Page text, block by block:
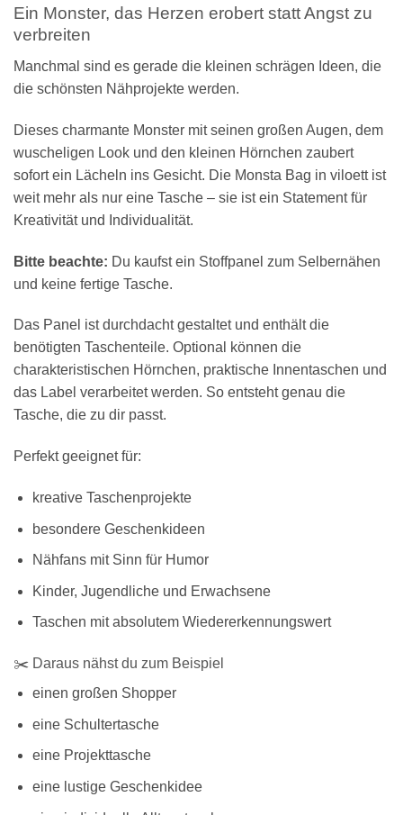
Ein Monster, das Herzen erobert statt Angst zu
verbreiten
Manchmal sind es gerade die kleinen schrägen Ideen, die
die schönsten Nähprojekte werden.
Dieses charmante Monster mit seinen großen Augen, dem
wuscheligen Look und den kleinen Hörnchen zaubert
sofort ein Lächeln ins Gesicht. Die Monsta Bag in viloett ist
weit mehr als nur eine Tasche – sie ist ein Statement für
Kreativität und Individualität.
Bitte beachte: Du kaufst ein Stoffpanel zum Selbernähen
und keine fertige Tasche.
Das Panel ist durchdacht gestaltet und enthält die
benötigten Taschenteile. Optional können die
charakteristischen Hörnchen, praktische Innentaschen und
das Label verarbeitet werden. So entsteht genau die
Tasche, die zu dir passt.
Perfekt geeignet für:
kreative Taschenprojekte
besondere Geschenkideen
Nähfans mit Sinn für Humor
Kinder, Jugendliche und Erwachsene
Taschen mit absolutem Wiedererkennungswert
✂️ Daraus nähst du zum Beispiel
einen großen Shopper
eine Schultertasche
eine Projekttasche
eine lustige Geschenkidee